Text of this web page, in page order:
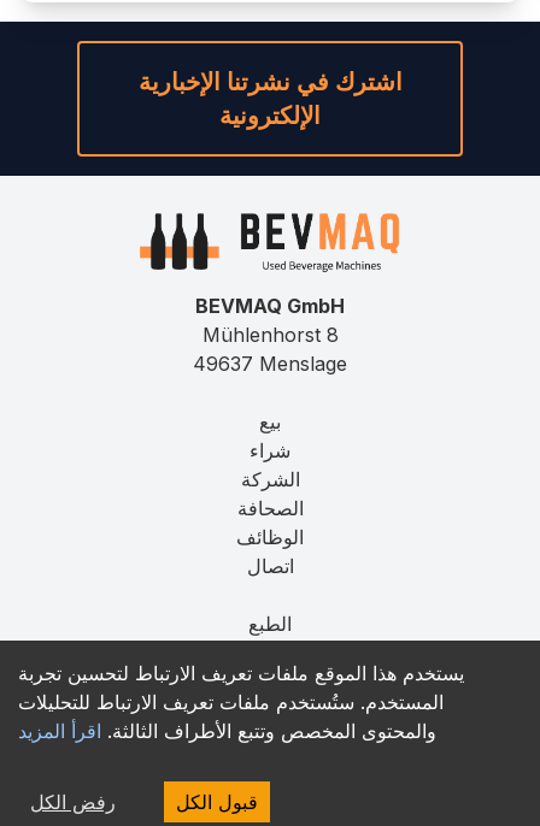
يستخدم هذا الموقع ملفات تعريف الارتباط لتحسين تجربة
المستخدم. ستُستخدم ملفات تعريف الارتباط للتحليلات
والمحتوى المخصص وتتبع الأطراف الثالثة. اقرأ المزيد
رفض الكل قبول الكل
اشترك في نشرتنا الإخبارية
الإلكترونية
BEVMAQ GmbH
Mühlenhorst 8
49637 Menslage
بيع
شراء
الشركة
الصحافة
الوظائف
اتصال
الطبع
T&C
contact@bevmaq.com